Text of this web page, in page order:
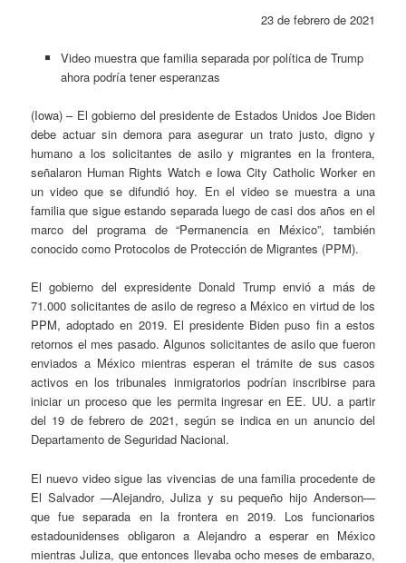
23 de febrero de 2021
Video muestra que familia separada por política de Trump
ahora podría tener esperanzas
(Iowa) – El gobierno del presidente de Estados Unidos Joe Biden
debe actuar sin demora para asegurar un trato justo, digno y
humano a los solicitantes de asilo y migrantes en la frontera,
señalaron Human Rights Watch e Iowa City Catholic Worker en
un video que se difundió hoy. En el video se muestra a una
familia que sigue estando separada luego de casi dos años en el
marco del programa de “Permanencia en México”, también
conocido como Protocolos de Protección de Migrantes (PPM).
El gobierno del expresidente Donald Trump envió a más de
71.000 solicitantes de asilo de regreso a México en virtud de los
PPM, adoptado en 2019. El presidente Biden puso fin a estos
retornos el mes pasado. Algunos solicitantes de asilo que fueron
enviados a México mientras esperan el trámite de sus casos
activos en los tribunales inmigratorios podrían inscribirse para
iniciar un proceso que les permita ingresar en EE. UU. a partir
del 19 de febrero de 2021, según se indica en un anuncio del
Departamento de Seguridad Nacional.
El nuevo video sigue las vivencias de una familia procedente de
El Salvador —Alejandro, Juliza y su pequeño hijo Anderson—
que fue separada en la frontera en 2019. Los funcionarios
estadounidenses obligaron a Alejandro a esperar en México
mientras Juliza, que entonces llevaba ocho meses de embarazo,